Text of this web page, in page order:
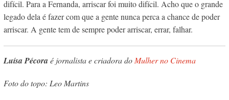
difícil. Para a Fernanda, arriscar foi muito difícil. Acho que o grande
legado dela é fazer com que a gente nunca perca a chance de poder
arriscar. A gente tem de sempre poder arriscar, errar, falhar.
Luísa Pécoraé jornalista e criadora do Mulher no Cinema
Foto do topo: Leo Martins